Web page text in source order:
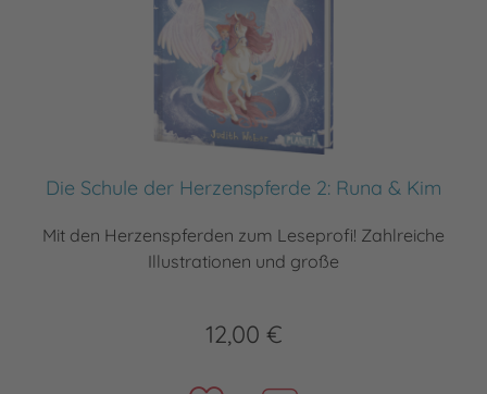
Die Schule der Herzenspferde 2: Runa & Kim
Mit den Herzenspferden zum Leseprofi! Zahlreiche
Illustrationen und große
12,00 €